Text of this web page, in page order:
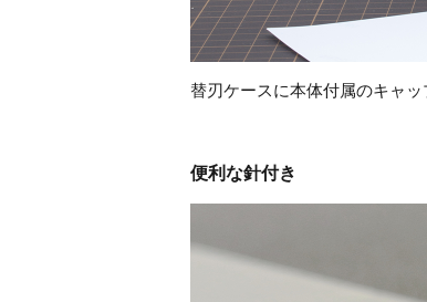
替刃ケースに本体付属のキャ
便利な針付き